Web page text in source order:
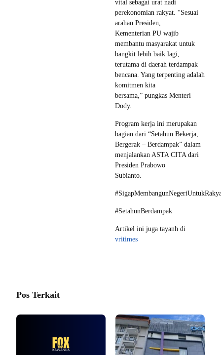
vital sebagai urat nadi
perekonomian rakyat. “Sesuai
arahan Presiden,
Kementerian PU wajib
membantu masyarakat untuk
bangkit lebih baik lagi,
terutama di daerah terdampak
bencana. Yang terpenting adalah
komitmen kita
bersama,” pungkas Menteri
Dody.
Program kerja ini merupakan
bagian dari “Setahun Bekerja,
Bergerak – Berdampak” dalam
menjalankan ASTA CITA dari
Presiden Prabowo
Subianto.
#SetahunBerdampak
Artikel ini juga tayanh di
vritimes
Pos Terkait